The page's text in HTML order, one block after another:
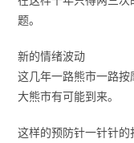
题。
新的情绪波动
这几年一路熊市一路
大熊市有可能到来。
这样的预防针一针针